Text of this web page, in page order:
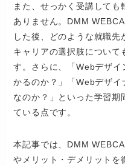
また、せっかく受講して
ありません。DMM
した後、どのような就職
キャリアの選択肢について
す。さらに、「Webデザ
かるのか？」「Webデザ
なのか？」といった学習期
ている点です。
本記事では、DMM
やメリット・デメリットを